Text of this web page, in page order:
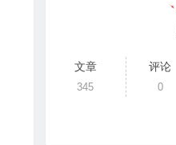
文章
345
评论
0